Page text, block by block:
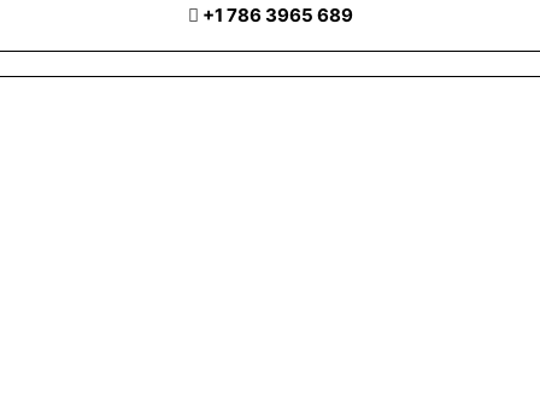
+1 786 3965 689